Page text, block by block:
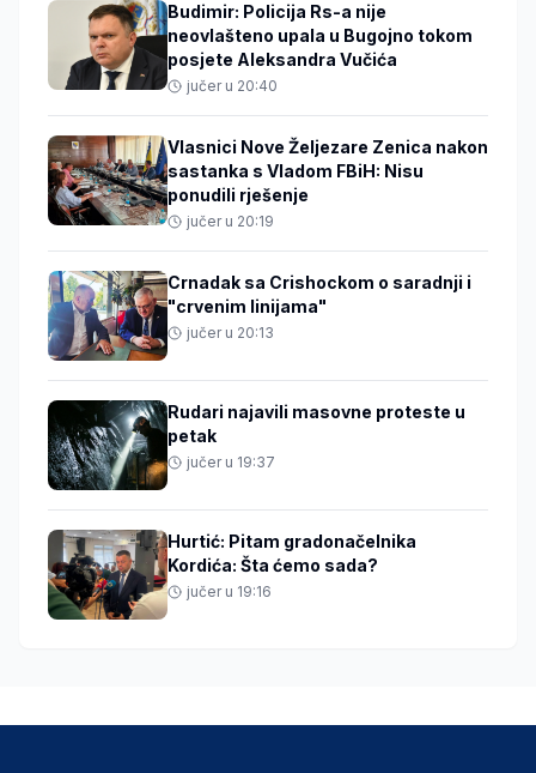
Budimir: Policija Rs-a nije
neovlašteno upala u Bugojno tokom
posjete Aleksandra Vučića
jučer u 20:40
Vlasnici Nove Željezare Zenica nakon
sastanka s Vladom FBiH: Nisu
ponudili rješenje
jučer u 20:19
Crnadak sa Crishockom o saradnji i
"crvenim linijama"
jučer u 20:13
Rudari najavili masovne proteste u
petak
jučer u 19:37
Hurtić: Pitam gradonačelnika
Kordića: Šta ćemo sada?
jučer u 19:16